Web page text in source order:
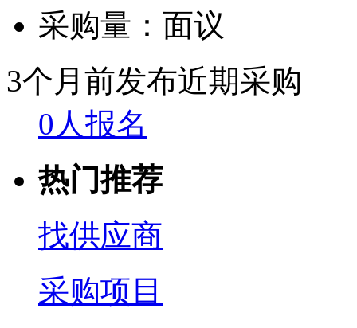
采购量： 面议
3个月前发布近期采购
0人报名
热门推荐
找供应商
采购项目